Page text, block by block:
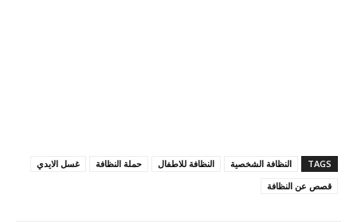
TAGS النظافة الشخصية النظافة للاطفال حملة النظافة
غسل الايدي
قصص عن النظافة